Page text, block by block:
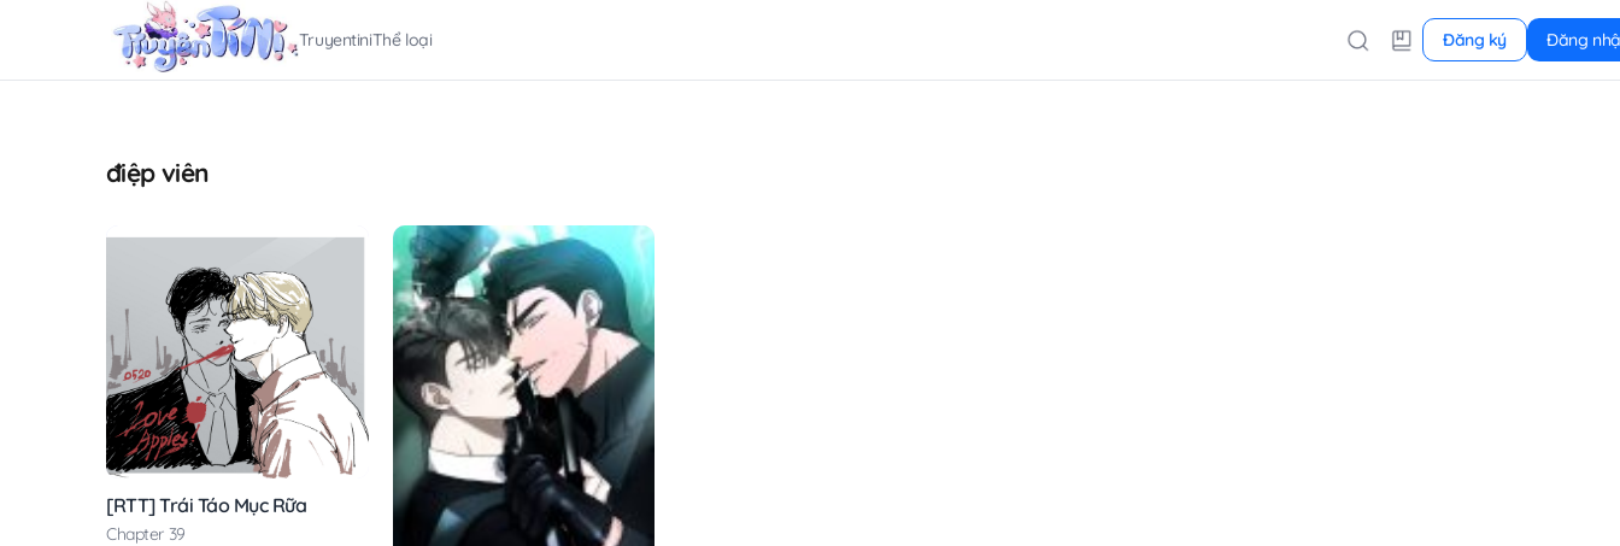
TruyentiniThể loại Đăng ký Đăng
điệp viên
[RTT] Trái Táo Mục Rữa
Chapter 39